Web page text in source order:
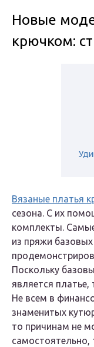
Новые
крючком:
Вязаные платья
сезона. С их
комплекты.
из пряжи
Поскольку
является
Не всем в
знаменитых
то причинам не